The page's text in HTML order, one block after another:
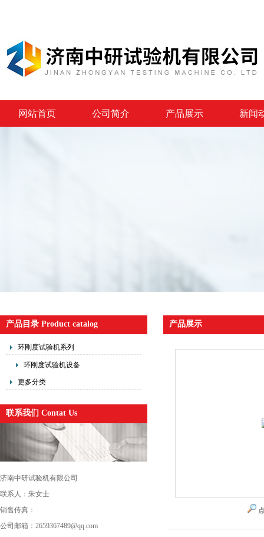
网站首页 公司简介 产品展示 新闻
产品目录 Product catalog
环刚度试验机系列
环刚度试验机设备
更多分类
联系我们 Contat Us
济南中研试验机有限公司
联系人：朱女士
销售传真：
公司邮箱：2659367489@qq.com
产品展示